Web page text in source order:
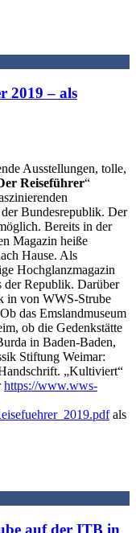
2019 – als
Ausstellungen, tolle,
Reiseführer“
Bundesrepublik. Der
Bereits in der
Magazin heiße
Hause. Als
Hochglanzmagazin
der Republik. Darüber
in von WWS-Strube
das Emslandmuseum
ob die Gedenkstätte
in Baden-Baden,
Stiftung Weimar:
„Kultiviert“
https://www.wws-
als
auf der ITB in